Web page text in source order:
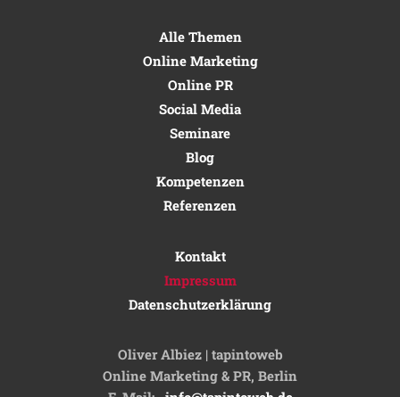
Alle Themen
Online Marketing
Online PR
Social Media
Seminare
Blog
Kompetenzen
Referenzen
Kontakt
Impressum
Datenschutzerklärung
Oliver Albiez | tapintoweb
Online Marketing & PR, Berlin